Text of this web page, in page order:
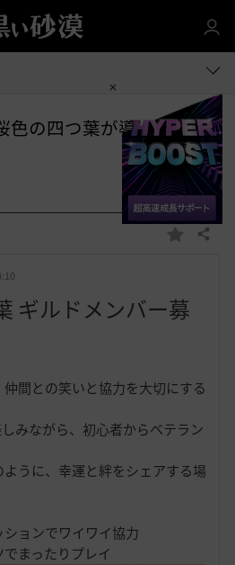
色の四つ葉が導く冒険者
お
入
り
共有する
ギルドメンバー募
間との笑いと協力を大切にする
みながら、初心者からベテラン
ように、幸運と絆をシェアする場
ションでワイワイ協力
まったりプレイ